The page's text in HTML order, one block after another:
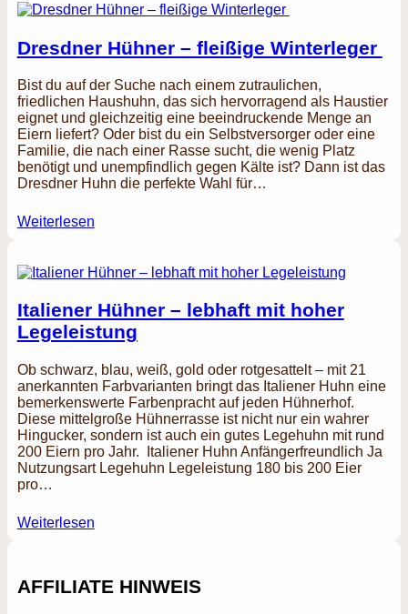
Dresdner Hühner – fleißige Winterleger
Bist du auf der Suche nach einem zutraulichen,
friedlichen Haushuhn, das sich hervorragend als Haustier
eignet und gleichzeitig eine beeindruckende Menge an
Eiern liefert? Oder bist du ein Selbstversorger oder eine
Familie, die nach einer Rasse sucht, die wenig Platz
benötigt und unempfindlich gegen Kälte ist? Dann ist das
Dresdner Huhn die perfekte Wahl für…
Weiterlesen
Italiener Hühner – lebhaft mit hoher
Legeleistung
Ob schwarz, blau, weiß, gold oder rotgesattelt – mit 21
anerkannten Farbvarianten bringt das Italiener Huhn eine
bemerkenswerte Farbenpracht auf jeden Hühnerhof.
Diese mittelgroße Hühnerrasse ist nicht nur ein wahrer
Hingucker, sondern ist auch ein gutes Legehuhn mit rund
200 Eiern pro Jahr. Italiener Huhn Anfängerfreundlich Ja
Nutzungsart Legehuhn Legeleistung 180 bis 200 Eier
pro…
Weiterlesen
AFFILIATE HINWEIS